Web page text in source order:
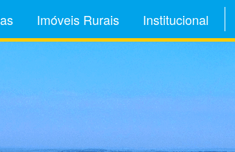
Imóveis Rurais Institucional